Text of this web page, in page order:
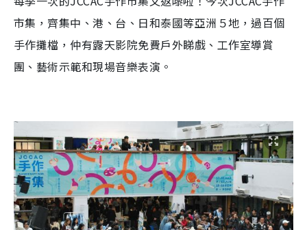
市集，齊集中、港、台、日和泰國等亞洲５地，過百個
手作攤檔，仲有露天影院免費戶外睇戲、工作室導賞
團、藝術示範和現場音樂表演。